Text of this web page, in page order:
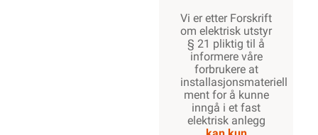
Vi er etter Forskrift
om elektrisk utstyr
§ 21 pliktig til å
informere våre
forbrukere at
installasjonsmateriell
ment for å kunne
inngå i et fast
elektrisk anlegg